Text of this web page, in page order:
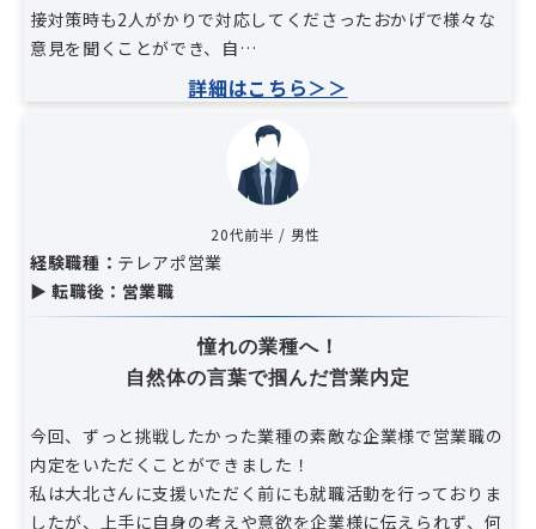
接対策時も2人がかりで対応してくださったおかげで様々な
意見を聞くことができ、自…
詳細はこちら＞＞
20代前半 / 男性
経験職種： テレアポ営業
▶ 転職後：営業職
憧れの業種へ！
自然体の言葉で掴んだ営業内定
今回、ずっと挑戦したかった業種の素敵な企業様で営業職の
内定をいただくことができました！
私は大北さんに支援いただく前にも就職活動を行っておりま
したが、上手に自身の考えや意欲を企業様に伝えられず、何